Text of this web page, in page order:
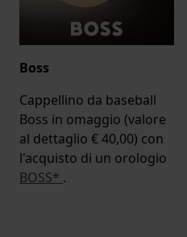
Boss
Cappellino da baseball
Boss in omaggio (valore
al dettaglio € 40,00) con
l'acquisto di un orologio
BOSS* .